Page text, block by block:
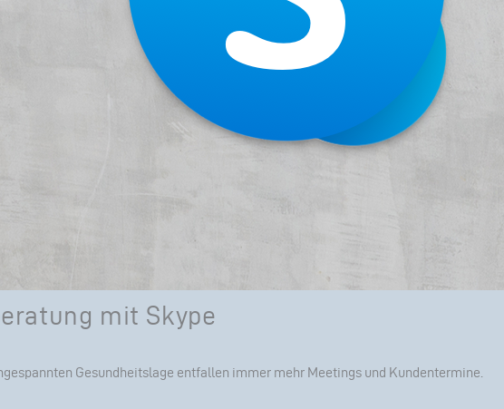
mit Skype
Gesundheitslage entfallen immer mehr Meetings und Kundentermine.